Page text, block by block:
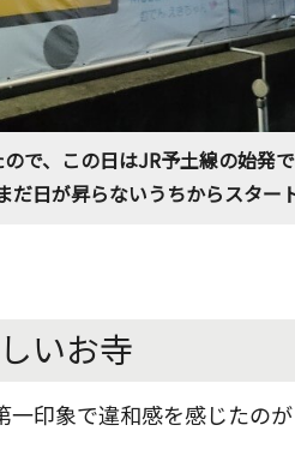
で、この日はJR予土線の始発
だ日が昇らないうちからスター
いお寺
印象で違和感を感じたの